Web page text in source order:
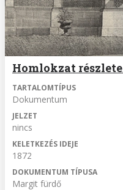
Homlokzat
TARTALOMTÍPUS
Dokumentum
JELZET
nincs
KELETKEZÉS IDEJE
1872
DOKUMENTUM TÍPUSA
Margit fürdő